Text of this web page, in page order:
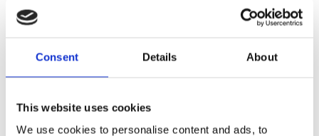
Consent Details About
This website uses cookies
We use cookies to personalise content and ads, to
rozměry
disposition
5+kk